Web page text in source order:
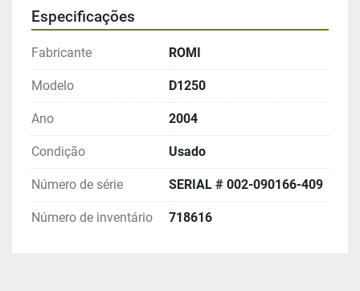
Especificações
Fabricante ROMI
Modelo D1250
Ano 2004
Condição Usado
Número de série SERIAL # 002-090166-409
Número de inventário 718616